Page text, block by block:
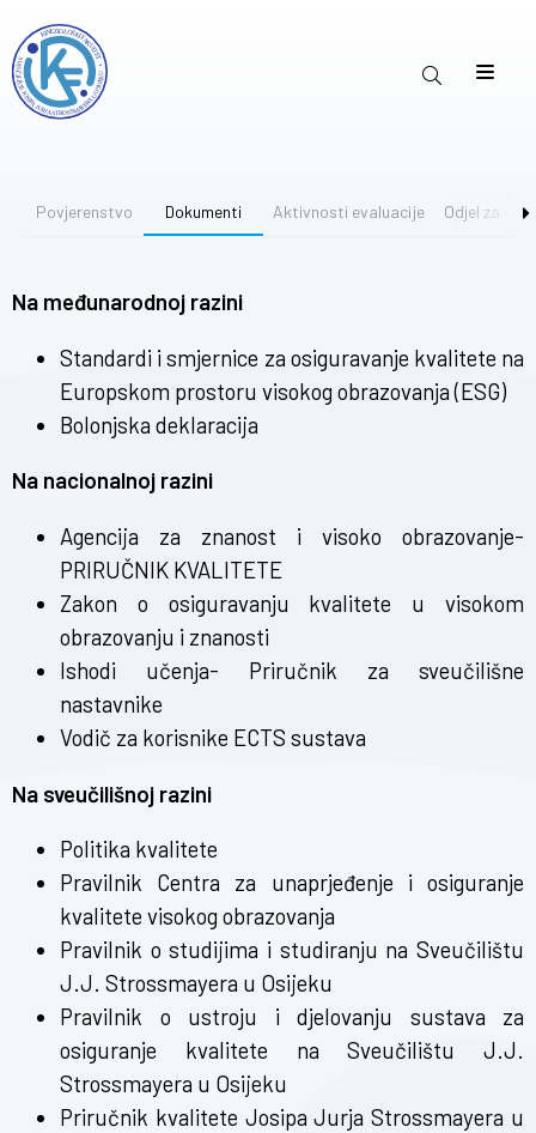
Povjerenstvo Dokumenti Aktivnosti evaluacije Odjel za
Na međunarodnoj razini
Standardi i smjernice za osiguravanje kvalitete na
Europskom prostoru visokog obrazovanja (ESG)
Bolonjska deklaracija
Na nacionalnoj razini
Agencija za znanost i visoko obrazovanje-
PRIRUČNIK KVALITETE
Zakon o osiguravanju kvalitete u visokom
obrazovanju i znanosti
Ishodi učenja- Priručnik za sveučilišne
nastavnike
Vodič za korisnike ECTS sustava
Na sveučilišnoj razini
Politika kvalitete
Pravilnik Centra za unaprjeđenje i osiguranje
kvalitete visokog obrazovanja
Pravilnik o studijima i studiranju na Sveučilištu
J.J. Strossmayera u Osijeku
Pravilnik o ustroju i djelovanju sustava za
osiguranje kvalitete na Sveučilištu J.J.
Strossmayera u Osijeku
Priručnik kvalitete Josipa Jurja Strossmayera u